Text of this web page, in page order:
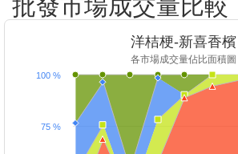
批發市場成交量比較
洋桔梗-新喜香檳
各市場成交量佔比面積圖
75 %
100 %